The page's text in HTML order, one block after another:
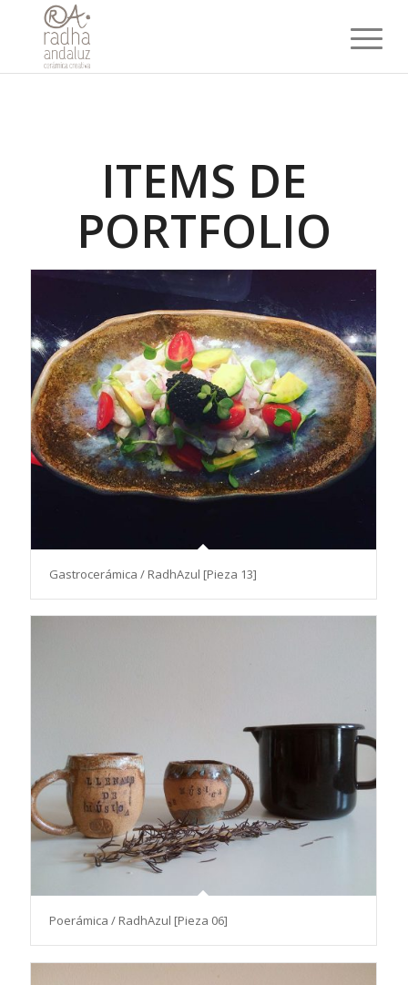
ITEMS DE
PORTFOLIO
Gastrocerámica / RadhAzul [Pieza 13]
Poerámica / RadhAzul [Pieza 06]